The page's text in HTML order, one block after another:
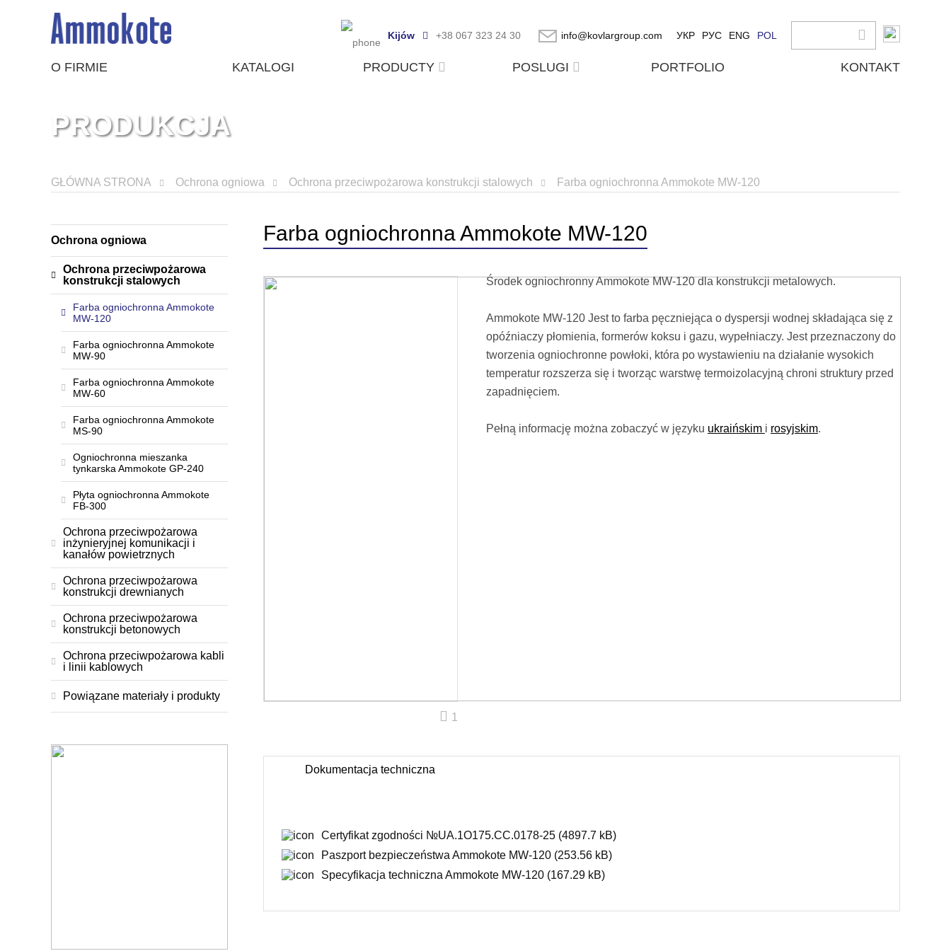
Kijów +38 067 323 24 30 info@kovlargroup.com УКР РУС ENG POL
O FIRMIE KATALOGI PRODUCTY POSLUGI PORTFOLIO KONTAKT
PRODUKCJA
GŁÓWNA STRONA Ochrona ogniowa Ochrona przeciwpożarowa konstrukcji stalowych Farba ogniochronna Ammokote MW-120
Ochrona ogniowa
Ochrona przeciwpożarowa
konstrukcji stalowych
Farba ogniochronna Ammokote
MW-120
Farba ogniochronna Ammokote
MW-90
Farba ogniochronna Ammokote
MW-60
Farba ogniochronna Ammokote
MS-90
Ogniochronna mieszanka
tynkarska Ammokote GP-240
Płyta ogniochronna Ammokote
FB-300
Ochrona przeciwpożarowa
inżynieryjnej komunikacji i
kanałów powietrznych
Ochrona przeciwpożarowa
konstrukcji drewnianych
Ochrona przeciwpożarowa
konstrukcji betonowych
Ochrona przeciwpożarowa kabli
i linii kablowych
Powiązane materiały i produkty
Farba ogniochronna Ammokote MW-120
1
Środek ogniochronny Ammokote MW-120 dla konstrukcji metalowych.
Ammokote MW-120 Jest to farba pęczniejąca o dyspersji wodnej składająca się z
opóźniaczy płomienia, formerów koksu i gazu, wypełniaczy. Jest przeznaczony do
tworzenia ogniochronne powłoki, która po wystawieniu na działanie wysokich
temperatur rozszerza się i tworząc warstwę termoizolacyjną chroni struktury przed
zapadnięciem.
Pełną informację można zobaczyć w języku ukraińskim i rosyjskim.
Dokumentacja techniczna
Certyfikat zgodności №UA.1O175.CC.0178-25 (4897.7 kB)
Paszport bezpieczeństwa Ammokote MW-120 (253.56 kB)
Specyfikacja techniczna Ammokote MW-120 (167.29 kB)